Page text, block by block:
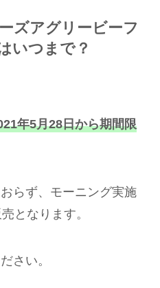
ズアグリービーフ
いつまで？
年5月28日から期間限
らず、モーニング実施
となります。
さい。